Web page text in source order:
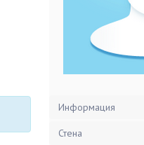
Информация
Стена